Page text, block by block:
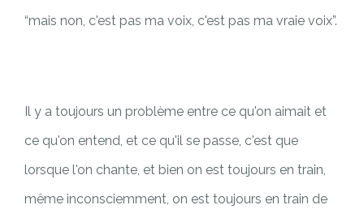
“mais non, c'est pas ma voix, c'est pas ma vraie voix”.
Il y a toujours un problème entre ce qu'on aimait et
ce qu'on entend, et ce qu'il se passe, c'est que
lorsque l'on chante, et bien on est toujours en train,
même inconsciemment, on est toujours en train de